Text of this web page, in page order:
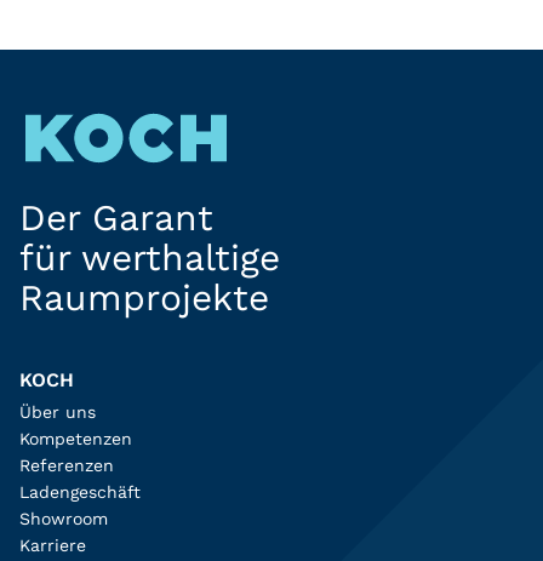
Der Garant
für werthaltige
Raumprojekte
KOCH
Über uns
Kompetenzen
Referenzen
Ladengeschäft
Showroom
Karriere